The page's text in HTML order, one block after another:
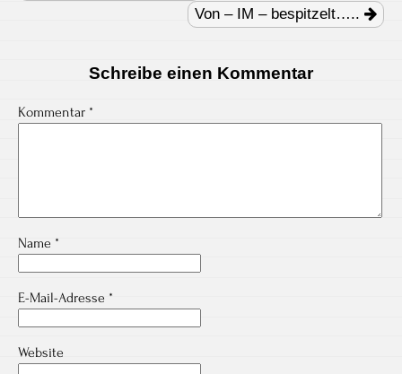
Von – IM – bespitzelt…..
Schreibe einen Kommentar
Kommentar *
Name *
E-Mail-Adresse *
Website